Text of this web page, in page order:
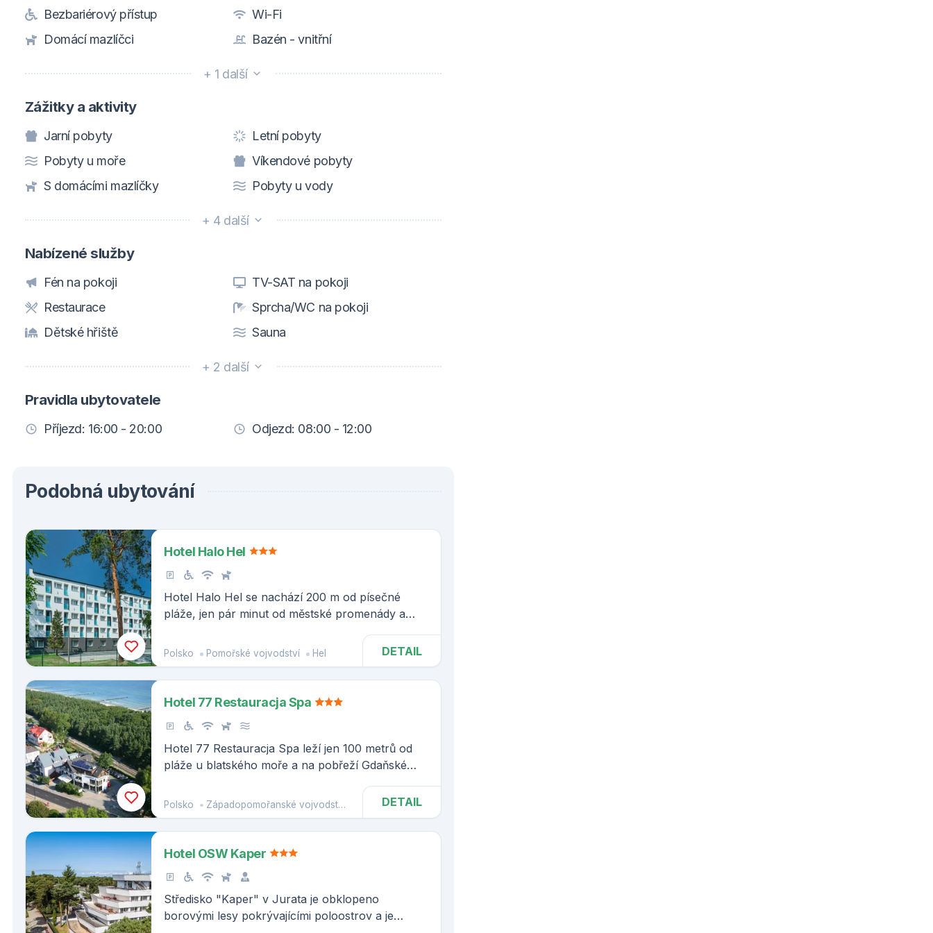
Bezbariérový přístup
Wi-Fi
Domácí mazlíčci
Bazén - vnitřní
+ 1 další
Zážitky a aktivity
Jarní pobyty
Letní pobyty
Pobyty u moře
Víkendové pobyty
S domácími mazlíčky
Pobyty u vody
+ 4 další
Nabízené služby
Fén na pokoji
TV-SAT na pokoji
Restaurace
Sprcha/WC na pokoji
Dětské hřiště
Sauna
+ 2 další
Pravidla ubytovatele
Příjezd: 16:00 - 20:00 Odjezd: 08:00 - 12:00
Podobná ubytování
Hotel Halo Hel
Hotel Halo Hel se nachází 200 m od písečné
pláže, jen pár minut od městské promenády a
Polsko Pomořské vojvodství Hel DETAIL
Hotel 77 Restauracja Spa
Hotel 77 Restauracja Spa leží jen 100 metrů od
pláže u blatského moře a na pobřeží Gdaňské
Polsko Západopomořanské vojvodství KolobřehDETAIL
Hotel OSW Kaper
Středisko "Kaper" v Jurata je obklopeno
borovými lesy pokrývajícími poloostrov a je